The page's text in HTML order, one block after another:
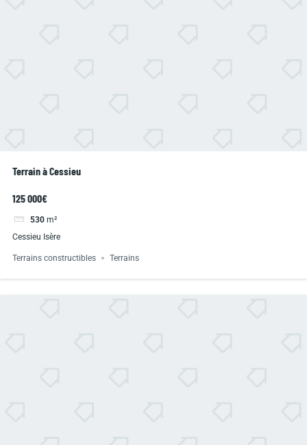
Terrain à Cessieu
125 000€
530 m²
Cessieu Isère
Terrains constructibles Terrains